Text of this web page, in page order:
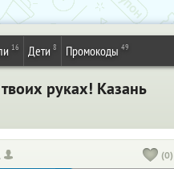
16 Дети 8 Промокоды 49
руках! Казань
(0)